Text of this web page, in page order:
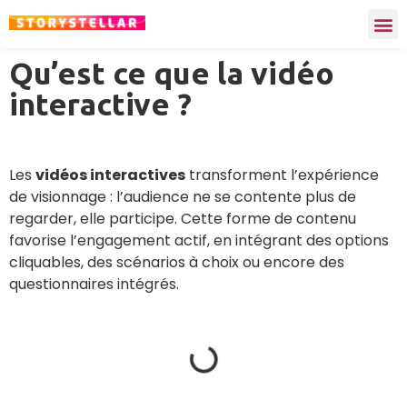
Qu’est ce que la vidéo
interactive ?
Les vidéos interactives transforment l’expérience
de visionnage : l’audience ne se contente plus de
regarder, elle participe. Cette forme de contenu
favorise l’engagement actif, en intégrant des options
cliquables, des scénarios à choix ou encore des
questionnaires intégrés.